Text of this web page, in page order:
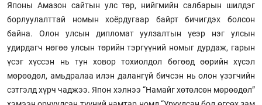
Японы Амазон сайтын улс төр, нийгмийн салбарын шилдэг
борлуулалттай номын хоёрдугаар байрт бичигдэх болсон
байна. Олон улсын дипломат уулзалтын үеэр нэг улсын
удирдагч нөгөө улсын төрийн тэргүүний номыг дурдаж, гарын
үсэг хүссэн нь тун ховор тохиолдол бөгөөд өөрийн хүсэл
мөрөөдөл, амьдралаа илэн далангүй бичсэн нь олон үзэгчийн
сэтгэлд хүрч чаджээ. Япон хэлнээ “Намайг хөтөлсөн мөрөөдөл”